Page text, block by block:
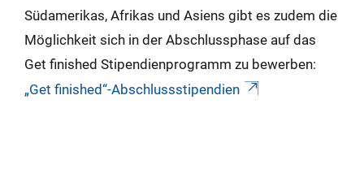
Südamerikas, Afrikas und Asiens gibt es zudem die
Möglichkeit sich in der Abschlussphase auf das
Get finished Stipendienprogramm zu bewerben:
„Get finished“-Abschlussstipendien